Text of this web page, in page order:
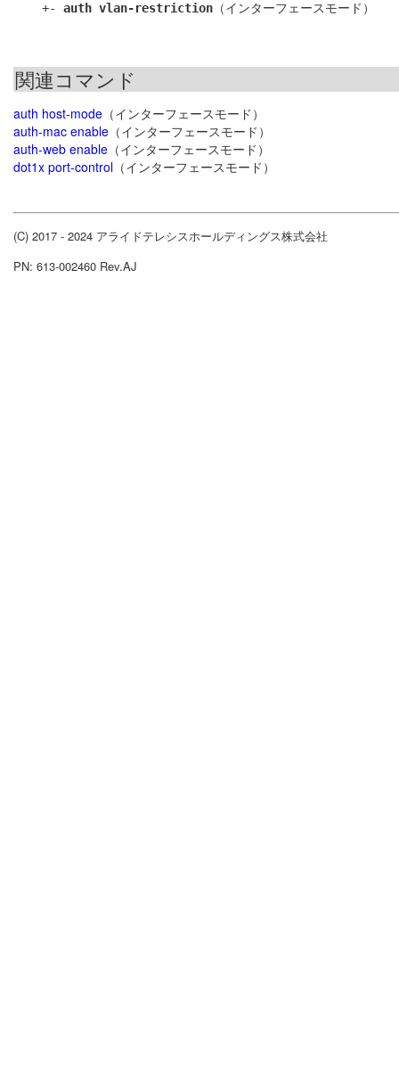
    +-
auth vlan-restriction
関連コマンド
auth host-mode （インターフェースモード）
auth-mac enable （インターフェースモード）
auth-web enable （インターフェースモード）
dot1x port-control （インターフェースモード）
(C) 2017 - 2024 アライドテレシスホールディングス株式会社
PN: 613-002460 Rev.AJ